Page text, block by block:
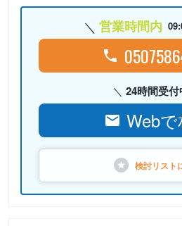
営業時間内
24時間受付
Web
検討リスト